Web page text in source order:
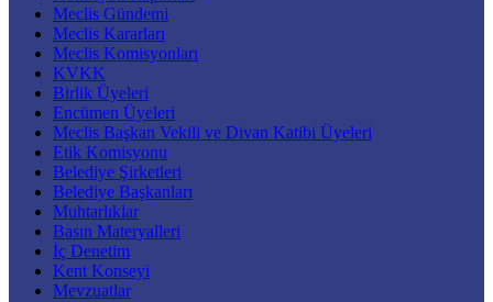
Meclis Gündemi
Meclis Kararları
Meclis Komisyonları
KVKK
Birlik Üyeleri
Encümen Üyeleri
Meclis Başkan Vekili ve Divan Katibi Üyeleri
Etik Komisyonu
Belediye Şirketleri
Belediye Başkanları
Muhtarlıklar
Basın Materyalleri
İç Denetim
Kent Konseyi
Mevzuatlar